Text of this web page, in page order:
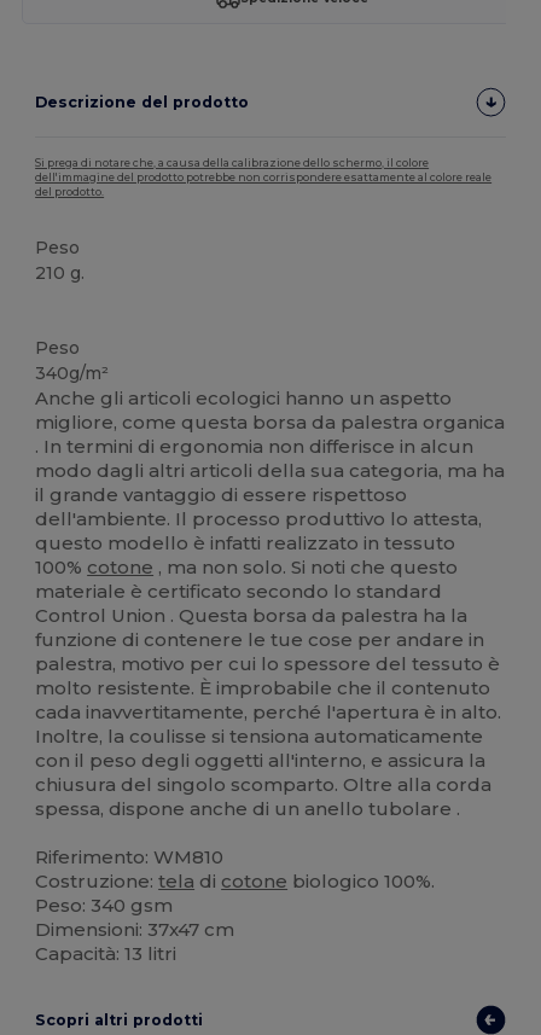
Descrizione del prodotto
Si prega di notare che, a causa della calibrazione dello schermo, il colore
dell'immagine del prodotto potrebbe non corrispondere esattamente al colore reale
del prodotto.
Peso
210 g.
Peso
340g/m²
Anche gli articoli ecologici hanno un aspetto
migliore, come questa borsa da palestra organica
. In termini di ergonomia non differisce in alcun
modo dagli altri articoli della sua categoria, ma ha
il grande vantaggio di essere rispettoso
dell'ambiente. Il processo produttivo lo attesta,
questo modello è infatti realizzato in tessuto
100% cotone , ma non solo. Si noti che questo
materiale è certificato secondo lo standard
Control Union . Questa borsa da palestra ha la
funzione di contenere le tue cose per andare in
palestra, motivo per cui lo spessore del tessuto è
molto resistente. È improbabile che il contenuto
cada inavvertitamente, perché l'apertura è in alto.
Inoltre, la coulisse si tensiona automaticamente
con il peso degli oggetti all'interno, e assicura la
chiusura del singolo scomparto. Oltre alla corda
spessa, dispone anche di un anello tubolare .
Riferimento: WM810
Costruzione:tela di cotone biologico 100%.
Peso: 340 gsm
Dimensioni: 37x47 cm
Capacità: 13 litri
Scopri altri prodotti